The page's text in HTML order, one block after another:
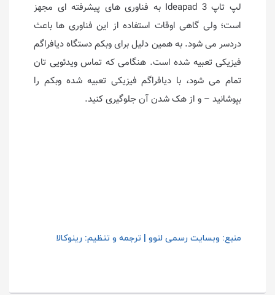
لپ تاپ Ideapad 3 به فناوری های پیشرفته ای مجهز
است؛ ولی گاهی اوقات استفاده از این فناوری ها باعث
دردسر می شود. به همین دلیل برای وبکم دستگاه دیافراگم
فیزیکی تعبیه شده است. هنگامی که تماس ویدئویی تان
تمام می شود، با دیافراگم فیزیکی تعبیه شده وبکم را
بپوشانید – و از هک شدن آن جلوگیری کنید.
منبع: وبسایت رسمی لنوو | ترجمه و تنظیم: رینوکالا